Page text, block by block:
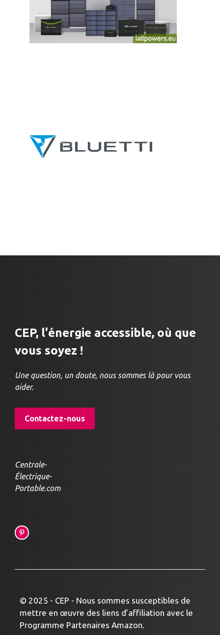
CEP, l'énergie accessible, où que
vous soyez !
Une question, un doute, nous sommes là pour vous
aider.
Contactez-nous
Centrale-
Électrique-
Portable.com
© 2025 - CEP - Nous sommes susceptibles de
mettre en œuvre des liens d’affiliation avec le
Programme Partenaires Amazon.